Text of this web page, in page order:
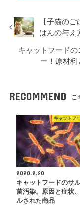
【子猫の
はんの与え
キャットフードの
ー！原材料
RECOMMEND こ
キャットフ
2020.2.20
キャットフードのサ
菌汚染。原因と症状
ルされた商品